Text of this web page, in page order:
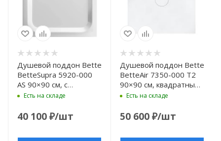
Душевой поддон Bette
BetteSupra 5920-000
AS 90×90 см, с
антислипом Sense,
Есть на складе
40 100₽/шт
Душевой поддон Bette
BetteAir 7350-000 T2
90×90 см, квадратный,
белый
Есть на складе
50 600₽/шт